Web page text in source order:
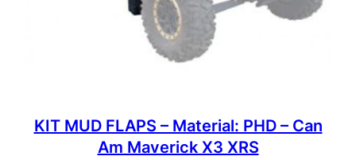
KIT MUD FLAPS – Material: PHD – Can
Am Maverick X3 XRS